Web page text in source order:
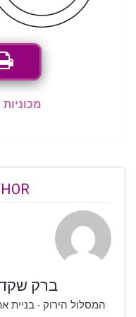
ברק
המסלול הירוק - בניית